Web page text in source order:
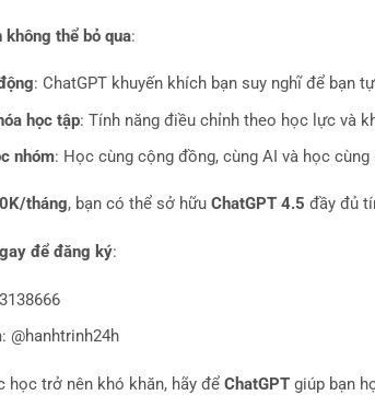
không thể bỏ qua:
: ChatGPT khuyến khích bạn suy nghĩ để bạn
học tập: Tính năng điều chỉnh theo học lực và
nhóm: Học cùng cộng đồng, cùng AI và học cùng
tháng, bạn có thể sở hữuChatGPT 4.5 đầy đủ
để đăng ký:
: @hanhtrinh24h
học trở nên khó khăn, hãy để ChatGPT giúp bạn